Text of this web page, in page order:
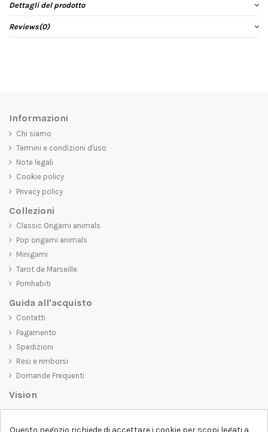
Dettagli del prodotto
Reviews(0)
Informazioni
Chi siamo
Termini e condizioni d'uso
Note legali
Cookie policy
Privacy policy
Collezioni
Classic Origami animals
Pop origami animals
Minigami
Tarot de Marseille
Pornhabiti
Guida all'acquisto
Contatti
Pagamento
Spedizioni
Resi e rimborsi
Domande Frequenti
Vision
belli da vedere, ma che trasmettano anche un messaggio importante.
Questo negozio richiede di accettare i cookie per scopi legati a